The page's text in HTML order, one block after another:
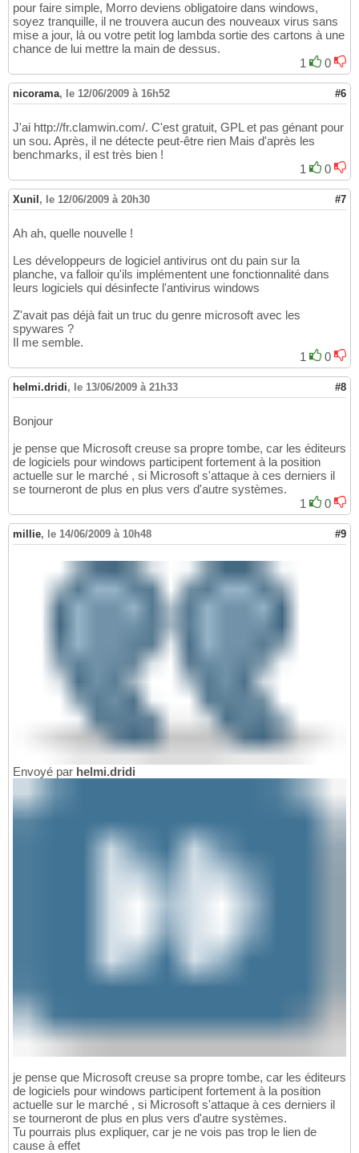
pour faire simple, Morro deviens obligatoire dans windows,
soyez tranquille, il ne trouvera aucun des nouveaux virus sans
mise a jour, là ou votre petit log lambda sortie des cartons à une
chance de lui mettre la main de dessus.
1
0
nicorama, le 12/06/2009 à 16h52 #6
J'ai http://fr.clamwin.com/. C'est gratuit, GPL et pas génant pour
un sou. Après, il ne détecte peut-être rien Mais d'après les
benchmarks, il est très bien !
1
0
Xunil , le 12/06/2009 à 20h30 #7
Ah ah, quelle nouvelle !
Les développeurs de logiciel antivirus ont du pain sur la
planche, va falloir qu'ils implémentent une fonctionnalité dans
leurs logiciels qui désinfecte l'antivirus windows
Z'avait pas déjà fait un truc du genre microsoft avec les
spywares ?
Il me semble.
1
0
helmi.dridi, le 13/06/2009 à 21h33 #8
Bonjour
je pense que Microsoft creuse sa propre tombe, car les éditeurs
de logiciels pour windows participent fortement à la position
actuelle sur le marché , si Microsoft s'attaque à ces derniers il
se tourneront de plus en plus vers d'autre systèmes.
1
0
millie, le 14/06/2009 à 10h48 #9
Envoyé par helmi.dridi
je pense que Microsoft creuse sa propre tombe, car les éditeurs
de logiciels pour windows participent fortement à la position
actuelle sur le marché , si Microsoft s'attaque à ces derniers il
se tourneront de plus en plus vers d'autre systèmes.
Tu pourrais plus expliquer, car je ne vois pas trop le lien de
cause à effet